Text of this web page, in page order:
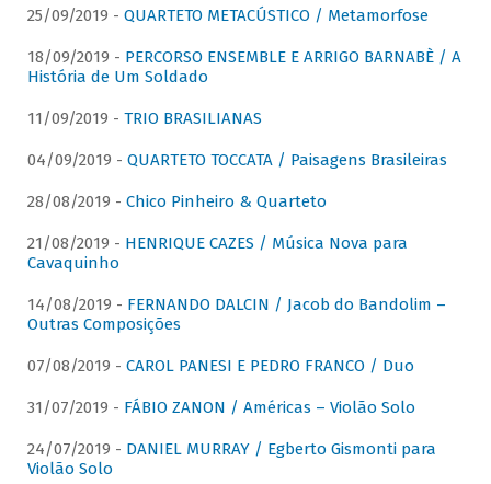
25/09/2019 - QUARTETO METACÚSTICO / Metamorfose
18/09/2019 - PERCORSO ENSEMBLE E ARRIGO BARNABÈ / A
História de Um Soldado
11/09/2019 - TRIO BRASILIANAS
04/09/2019 - QUARTETO TOCCATA / Paisagens Brasileiras
28/08/2019 - Chico Pinheiro & Quarteto
21/08/2019 - HENRIQUE CAZES / Música Nova para
Cavaquinho
14/08/2019 - FERNANDO DALCIN / Jacob do Bandolim –
Outras Composições
07/08/2019 - CAROL PANESI E PEDRO FRANCO / Duo
31/07/2019 - FÁBIO ZANON / Américas – Violão Solo
24/07/2019 - DANIEL MURRAY / Egberto Gismonti para
Violão Solo